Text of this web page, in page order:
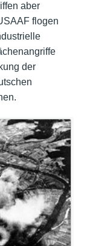
aber
flogen
der